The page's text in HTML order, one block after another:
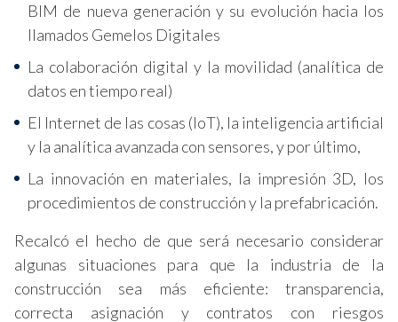
BIM de nueva generación y su evolución hacia los
llamados Gemelos Digitales
La colaboración digital y la movilidad (analítica de
datos en tiempo real)
El Internet de las cosas (IoT), la inteligencia artificial
y la analítica avanzada con sensores, y por último,
La innovación en materiales, la impresión 3D, los
procedimientos de construcción y la prefabricación.
Recalcó el hecho de que será necesario considerar
algunas situaciones para que la industria de la
construcción sea más eficiente: transparencia,
correcta asignación y contratos con riesgos